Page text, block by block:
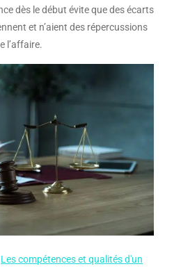
dès le début évite que des écarts
et n’aient des répercussions
l’affaire.
Les compétences et qualités d'un